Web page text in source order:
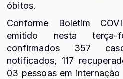
óbitos.
Conforme Boletim
emitido nesta terça-
confirmados 357
notificados, 117
03 pessoas em